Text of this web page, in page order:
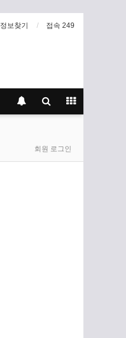
정보찾기 접속 249
회원 로그인